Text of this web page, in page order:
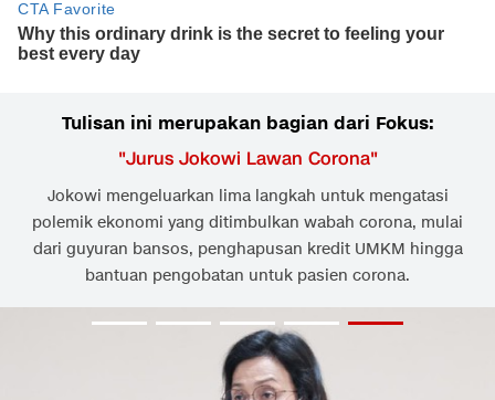
Tulisan ini merupakan bagian dari Fokus:
"Jurus Jokowi Lawan Corona"
Jokowi mengeluarkan lima langkah untuk mengatasi
polemik ekonomi yang ditimbulkan wabah corona, mulai
dari guyuran bansos, penghapusan kredit UMKM hingga
bantuan pengobatan untuk pasien corona.